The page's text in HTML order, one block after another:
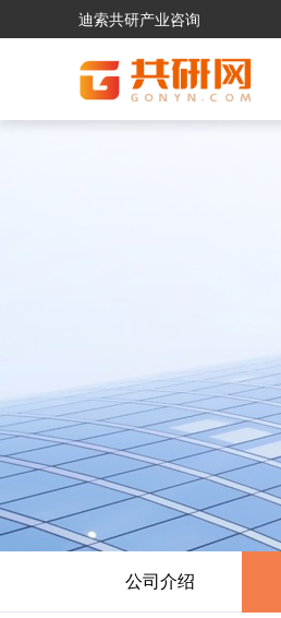
迪索共研产业咨询
公司介绍